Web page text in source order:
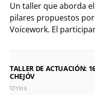
Un taller que aborda
pilares propuestos
Voicework. El
TALLER DE ACTUACIÓN:
CHEJÓV
1513